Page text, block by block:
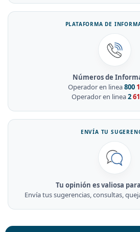
PLATAFORMA DE
Números de
Operador en linea800
Operador en linea261
ENVÍA TU
Tu opinión es valiosa
Envía tus sugerencias, consultas,